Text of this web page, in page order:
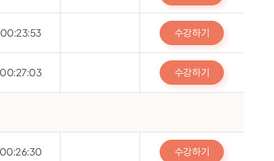
00:23:53 수강하기
00:27:03 수강하기
수강하기